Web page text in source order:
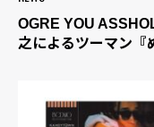
OGRE YOU
之によるツーマン『